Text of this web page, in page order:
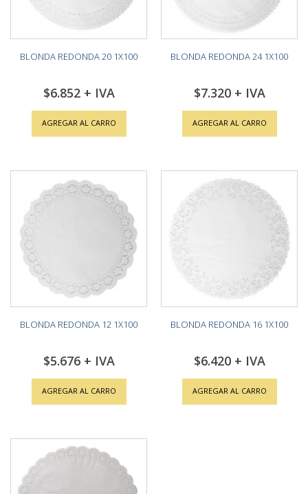
BLONDA REDONDA 20 1X100
$6.852
AGREGAR AL CARRO
BLONDA REDONDA 24 1X100
$7.320
AGREGAR AL CARRO
BLONDA REDONDA 12 1X100
$5.676
AGREGAR AL CARRO
BLONDA REDONDA 16 1X100
$6.420
AGREGAR AL CARRO